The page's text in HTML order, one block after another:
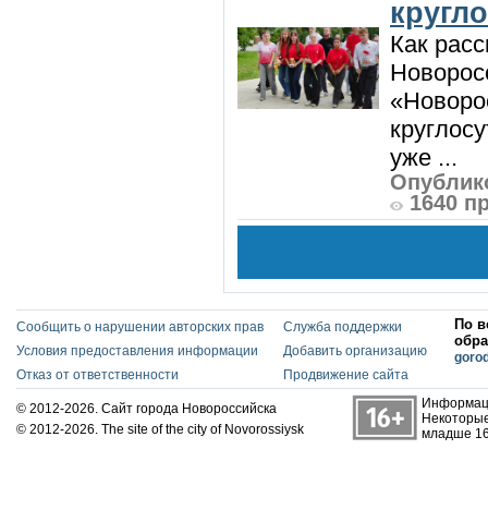
Как
уже ...
1640
Сообщить о нарушении авторских прав
Условия предоставления информации
Отказ от ответственности
Служба поддержки
Добавить организацию
Продвижение сайта
По
© 2012-2026. Сайт города Новороссийска
© 2012-2026. The site of the city of Novorossiysk
младше